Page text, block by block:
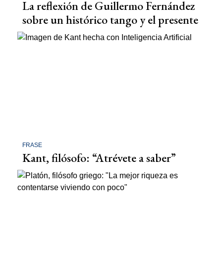
La reflexión de Guillermo Fernández
sobre un histórico tango y el presente
FRASE
Kant, filósofo: “Atrévete a saber”